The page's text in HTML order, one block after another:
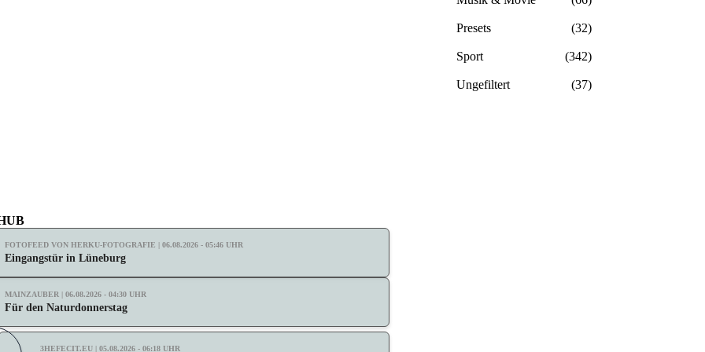
Presets (32)
Sport (342)
Ungefiltert (37)
FOTOFEED VON HERKU-FOTOGRAFIE | 06.08.2026 - 05:46 UHR
Eingangstür in Lüneburg
MAINZAUBER | 06.08.2026 - 04:30 UHR
Für den Naturdonnerstag
3HEFECIT.EU | 05.08.2026 - 06:18 UHR